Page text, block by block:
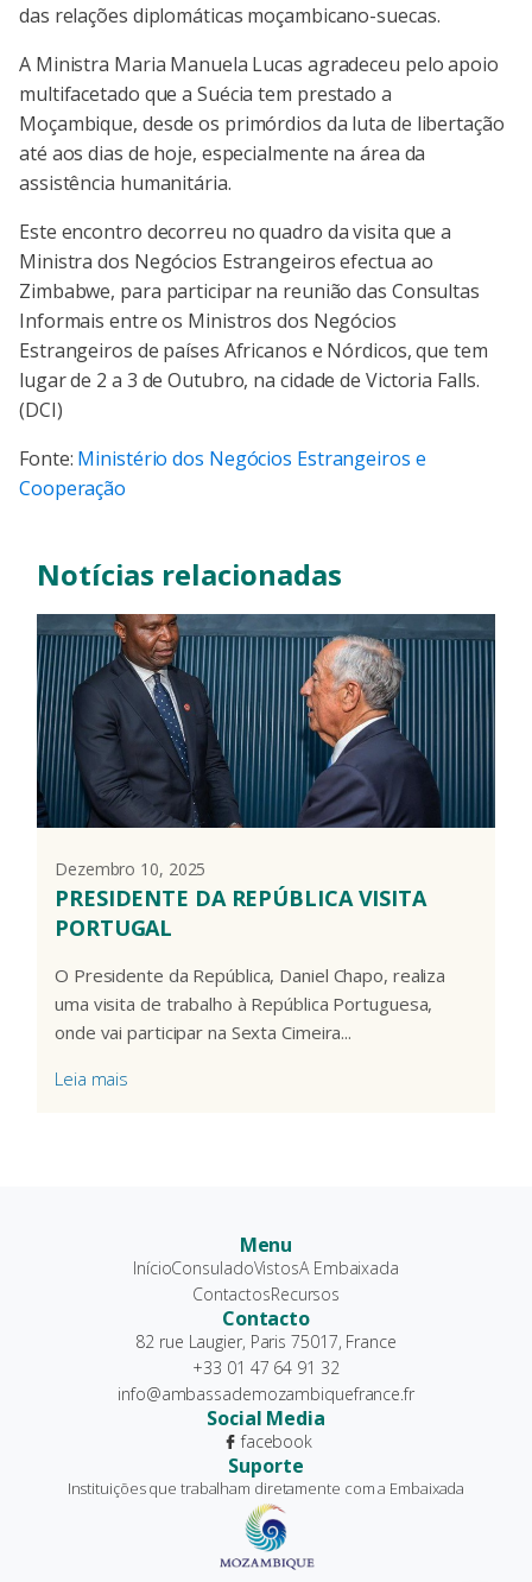
das relações diplomáticas moçambicano-suecas.
A Ministra Maria Manuela Lucas agradeceu pelo apoio
multifacetado que a Suécia tem prestado a
Moçambique, desde os primórdios da luta de libertação
até aos dias de hoje, especialmente na área da
assistência humanitária.
Este encontro decorreu no quadro da visita que a
Ministra dos Negócios Estrangeiros efectua ao
Zimbabwe, para participar na reunião das Consultas
Informais entre os Ministros dos Negócios
Estrangeiros de países Africanos e Nórdicos, que tem
lugar de 2 a 3 de Outubro, na cidade de Victoria Falls.
(DCI)
Fonte: Ministério dos Negócios Estrangeiros e
Cooperação
Notícias relacionadas
Dezembro 10, 2025
PRESIDENTE DA REPÚBLICA VISITA
PORTUGAL
O Presidente da República, Daniel Chapo, realiza
uma visita de trabalho à República Portuguesa,
onde vai participar na Sexta Cimeira...
Leia mais
Suporte
Instituições que trabalham diretamente com a Embaixada
Menu
InícioConsuladoVistosA Embaixada
ContactosRecursos
Contacto
82 rue Laugier, Paris 75017, France
+33 01 47 64 91 32
info@ambassademozambiquefrance.fr
Social Media
facebook